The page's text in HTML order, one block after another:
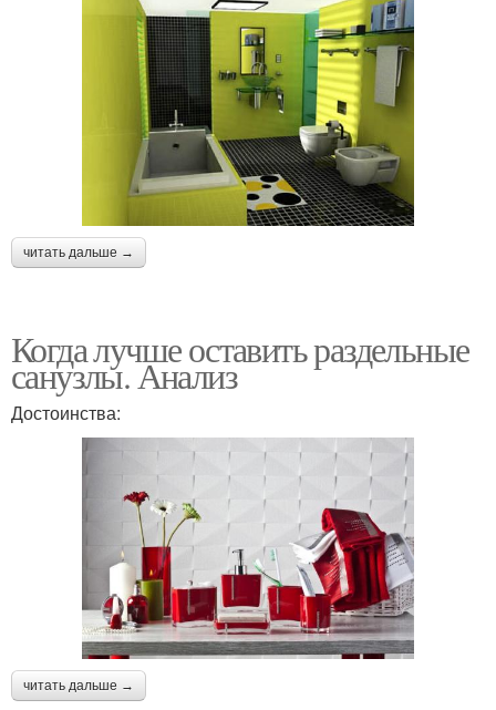
читать дальше →
Когда лучше оставить раздельные
санузлы. Анализ
Достоинства:
читать дальше →